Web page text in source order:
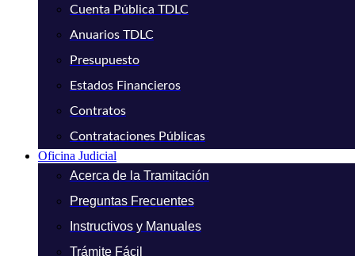
Cuenta Pública TDLC
Anuarios TDLC
Presupuesto
Estados Financieros
Contratos
Contrataciones Públicas
Oficina Judicial
Acerca de la Tramitación
Preguntas Frecuentes
Instructivos y Manuales
Trámite Fácil